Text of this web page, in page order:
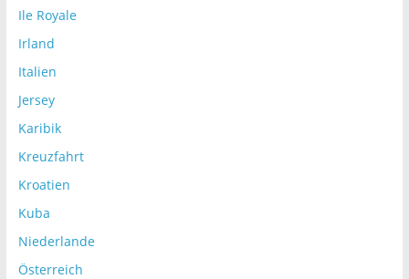
Ile Royale
Irland
Italien
Jersey
Karibik
Kreuzfahrt
Kroatien
Kuba
Niederlande
Österreich